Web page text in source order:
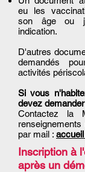
eu les
son âge ou
indication.
D'autres
demandés
activités
Si vous
devez
Contactez la
par mail :
Inscription à
après un